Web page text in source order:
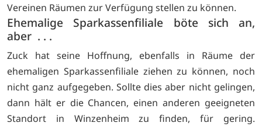
Vereinen Räumen zur Verfügung stellen zu können.
Ehemalige Sparkassenfiliale böte sich an,
aber . . .
Zuck hat seine Hoffnung, ebenfalls in Räume der
ehemaligen Sparkassenfiliale ziehen zu können, noch
nicht ganz aufgegeben. Sollte dies aber nicht gelingen,
dann hält er die Chancen, einen anderen geeigneten
Standort in Winzenheim zu finden, für gering.